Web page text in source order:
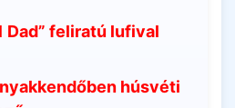
Dad” feliratú lufival
húsvéti